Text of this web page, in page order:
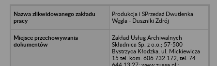
Produkcja i SPrzedaż Dwutlenka
Węgla - Duszniki Zdrój
Zakład Usług Archiwalnych
Składnica Sp. z o.o.; 57-500
Bystrzyca Kłodzka, ul. Mickiewicza
15 tel. kom. 606 732 172; tel. 74